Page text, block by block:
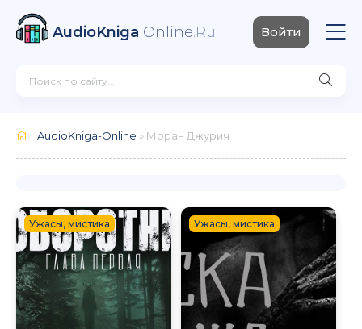
AudioKniga Online.Ru Войти
AudioKniga-Online » Моран Джурич
Ужасы, мистика Ужасы, мистика